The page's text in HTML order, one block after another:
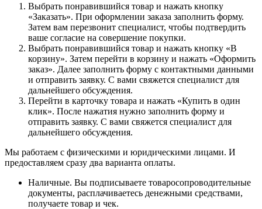
Выбрать понравившийся товар и нажать кнопку
«Заказать». При оформлении заказа заполнить форму.
Затем вам перезвонит специалист, чтобы подтвердить
ваше согласие на совершение покупки.
Выбрать понравившийся товар и нажать кнопку «В
корзину». Затем перейти в корзину и нажать «Оформить
заказ». Далее заполнить форму с контактными данными
и отправить заявку. С вами свяжется специалист для
дальнейшего обсуждения.
Перейти в карточку товара и нажать «Купить в один
клик». После нажатия нужно заполнить форму и
отправить заявку. С вами свяжется специалист для
дальнейшего обсуждения.
Мы работаем с физическими и юридическими лицами. И
предоставляем сразу два варианта оплаты.
Наличные. Вы подписываете товаросопроводительные
документы, расплачиваетесь денежными средствами,
получаете товар и чек.